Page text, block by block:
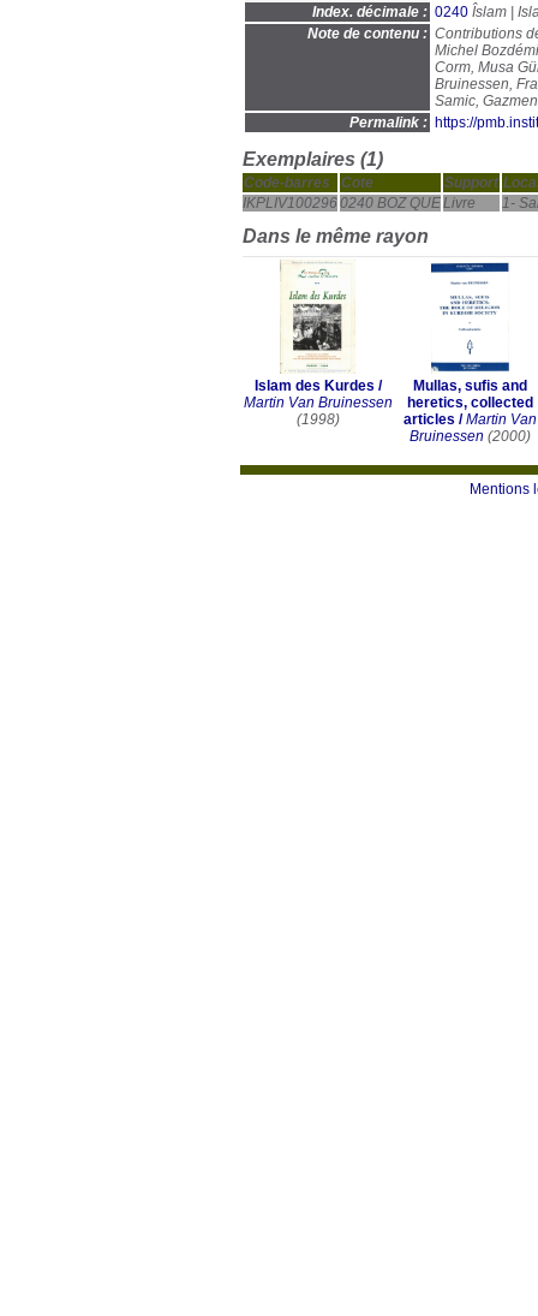
Index. décimale : 0240
Note de contenu : Contributions
Michel
Corm, Musa
Bruinessen,
Samic,
Permalink : https://
Exemplaires (1)
Code-barres Cote Support
IKPLIV1002960240 BOZ QUELivre 1-
Dans le même rayon
Islam des Kurdes /
Martin Van Bruinessen
(1998)
Mullas, sufis and
heretics, collected
articles /Martin Van
Bruinessen (2000)
Mentions